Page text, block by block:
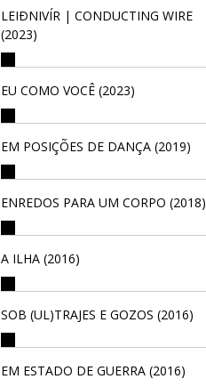
LEIÐNIVÍR | CONDUCTING WIRE
(2023)
EU COMO VOCÊ (2023)
EM POSIÇÕES DE DANÇA (2019)
ENREDOS PARA UM CORPO (2018)
A ILHA (2016)
SOB (UL)TRAJES E GOZOS (2016)
EM ESTADO DE GUERRA (2016)